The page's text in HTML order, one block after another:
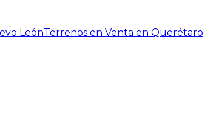
LeónTerrenos en Venta en Querétaro